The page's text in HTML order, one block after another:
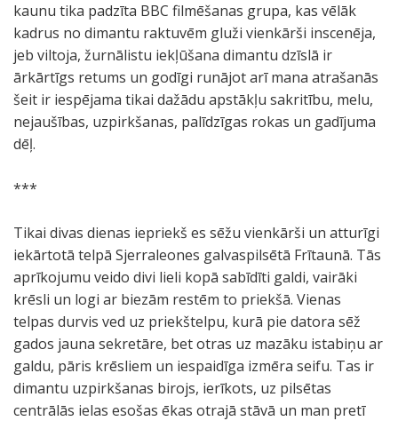
kaunu tika padzīta BBC filmēšanas grupa, kas vēlāk
kadrus no dimantu raktuvēm gluži vienkārši inscenēja,
jeb viltoja, žurnālistu iekļūšana dimantu dzīslā ir
ārkārtīgs retums un godīgi runājot arī mana atrašanās
šeit ir iespējama tikai dažādu apstākļu sakritību, melu,
nejaušības, uzpirkšanas, palīdzīgas rokas un gadījuma
dēļ.
***
Tikai divas dienas iepriekš es sēžu vienkārši un atturīgi
iekārtotā telpā Sjerraleones galvaspilsētā Frītaunā. Tās
aprīkojumu veido divi lieli kopā sabīdīti galdi, vairāki
krēsli un logi ar biezām restēm to priekšā. Vienas
telpas durvis ved uz priekštelpu, kurā pie datora sēž
gados jauna sekretāre, bet otras uz mazāku istabiņu ar
galdu, pāris krēsliem un iespaidīga izmēra seifu. Tas ir
dimantu uzpirkšanas birojs, ierīkots, uz pilsētas
centrālās ielas esošas ēkas otrajā stāvā un man pretī